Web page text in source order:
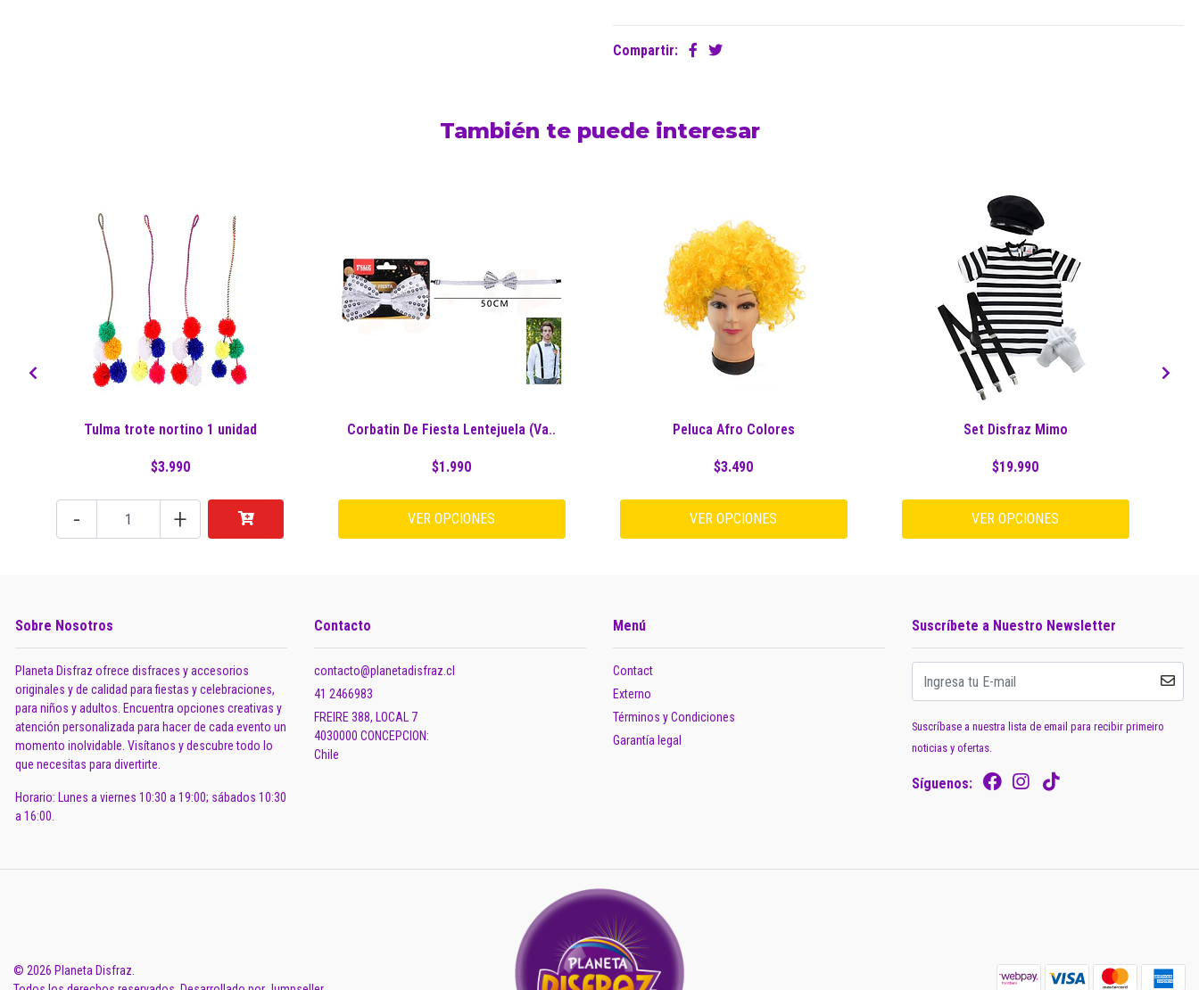
Compartir:
También te puede interesar
Tulma trote nortino 1 unidad
$3.990
- +
Corbatin De Fiesta Lentejuela (Va..
$1.990
VER OPCIONES
Peluca Afro Colores
$3.490
VER OPCIONES
Set Disfraz Mimo
$19.990
VER OPCIONES
Sobre Nosotros
Planeta Disfraz ofrece disfraces y accesorios
originales y de calidad para fiestas y celebraciones,
para niños y adultos. Encuentra opciones creativas y
atención personalizada para hacer de cada evento un
momento inolvidable. Visítanos y descubre todo lo
que necesitas para divertirte.
Horario: Lunes a viernes 10:30 a 19:00; sábados 10:30
a 16:00.
Contacto
contacto@planetadisfraz.cl
41 2466983
FREIRE 388, LOCAL 7
4030000 CONCEPCION:
Chile
Menú
Contact
Externo
Términos y Condiciones
Garantía legal
Suscríbete a Nuestro Newsletter
Suscríbase a nuestra lista de email para recibir primeiro
noticias y ofertas.
Síguenos:
© 2026 Planeta Disfraz.